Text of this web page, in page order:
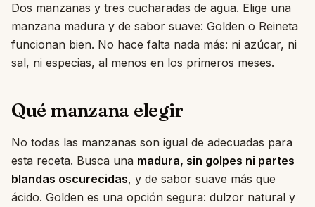
Dos manzanas y tres cucharadas de agua. Elige una
manzana madura y de sabor suave: Golden o Reineta
funcionan bien. No hace falta nada más: ni azúcar, ni
sal, ni especias, al menos en los primeros meses.
Qué manzana elegir
No todas las manzanas son igual de adecuadas para
esta receta. Busca una madura, sin golpes ni partes
blandas oscurecidas, y de sabor suave más que
ácido. Golden es una opción segura: dulzor natural y